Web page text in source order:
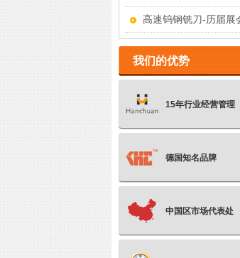
高速钨钢铣刀-历届展
我们的优势
15年行业经营管理
德国知名品牌
中国区市场代表处